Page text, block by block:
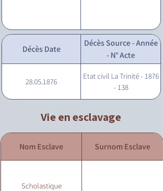
Décès Date
Décès Source - Année
- N° Acte
28.05.1876
Etat civil La Trinité - 1876
- 138
Vie en esclavage
Nom Esclave Surnom Esclave
Scholastique